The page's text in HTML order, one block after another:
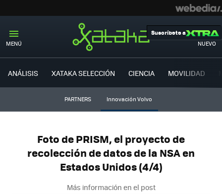
MENÚ NUEVO
Suscríbete a
ANÁLISIS XATAKA SELECCIÓN CIENCIA MOVILIDAD
PARTNERS Innovación Volvo
Foto de PRISM, el proyecto de
recolección de datos de la NSA en
Estados Unidos (4/4)
Más información en el post